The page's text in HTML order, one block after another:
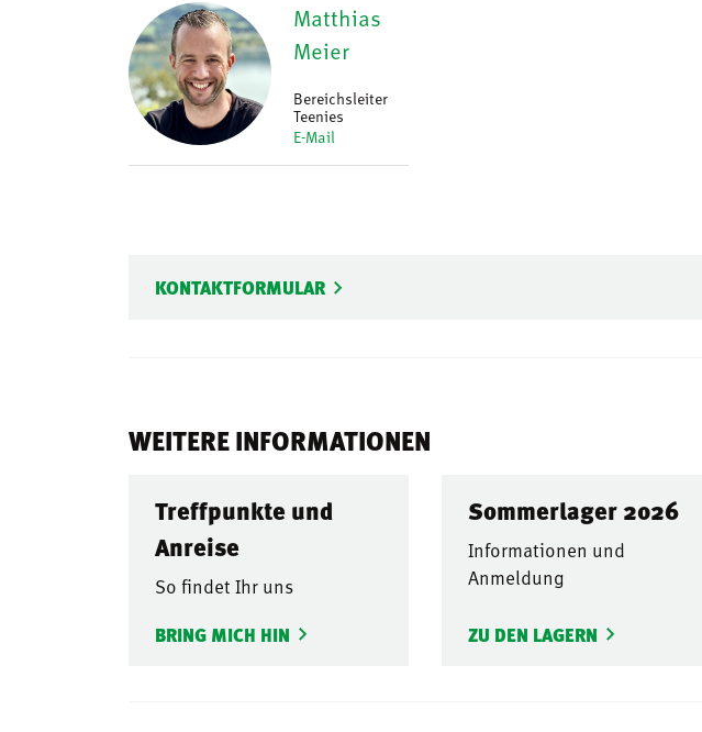
Matthias
Meier
Bereichsleiter
Teenies
E-Mail
KONTAKTFORMULAR
WEITERE INFORMATIONEN
Treffpunkte und
Anreise
So findet Ihr uns
BRING MICH HIN
Sommerlager 2026
Informationen und
Anmeldung
ZU DEN LAGERN